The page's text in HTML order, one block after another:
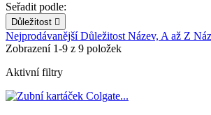
Seřadit podle:
Důležitost 
NejprodávanějšíDůležitostNázev, A až Z
Zobrazení 1-9 z 9 položek
Aktivní filtry